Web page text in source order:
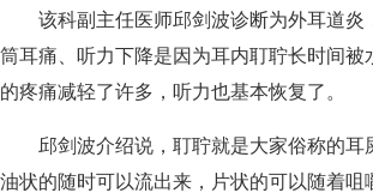
该科副主任医师邱剑波诊断为外耳道炎
筒耳痛、听力下降是因为耳内耵聍长时间
的疼痛减轻了许多，听力也基本恢复了。
邱剑波介绍说，耵聍就是大家俗称的耳
油状的随时可以流出来，片状的可以随着